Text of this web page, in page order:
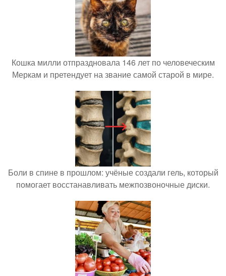
Кошка милли отпраздновала 146 лет по человеческим
Меркам и претендует на звание самой старой в мире.
Боли в спине в прошлом: учёные создали гель, который
помогает восстанавливать межпозвоночные диски.